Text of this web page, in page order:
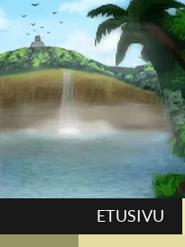
Suoraan sisältöön
ETUSIVU